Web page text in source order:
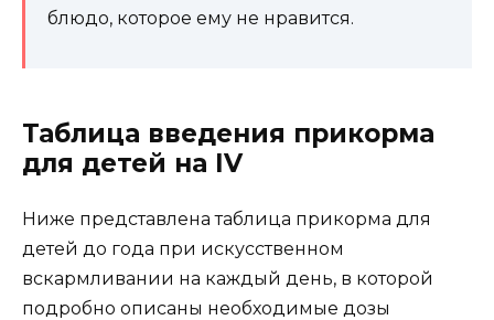
блюдо, которое ему не нравится.
Таблица введения прикорма
для детей на IV
Ниже представлена ​​таблица прикорма для
детей до года при искусственном
вскармливании на каждый день, в которой
подробно описаны необходимые дозы